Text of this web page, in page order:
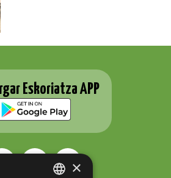
Eskoriatza APP
×